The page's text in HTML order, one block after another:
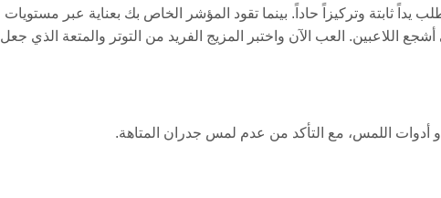
يداً ثابتة وتركيزاً حاداً. بينما تقود المؤشر الخاص بك بعناية عبر مستويات
اللاعبين. العب الآن واختبر المزيج الفريد من التوتر والمتعة الذي جعل
أدوات اللمس، مع التأكد من عدم لمس جدران المتاهة.